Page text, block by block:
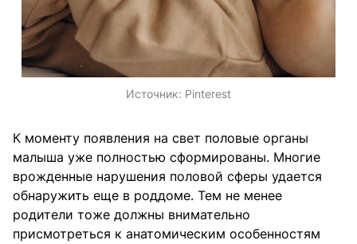
Источник: Pinterest
К моменту появления на свет половые органы
малыша уже полностью сформированы. Многие
врожденные нарушения половой сферы удается
обнаружить еще в роддоме. Тем не менее
родители тоже должны внимательно
присмотреться к анатомическим особенностям